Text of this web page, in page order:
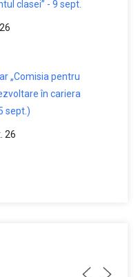
clasei” - 9 sept.
„Comisia pentru
în cariera
sept.)
26